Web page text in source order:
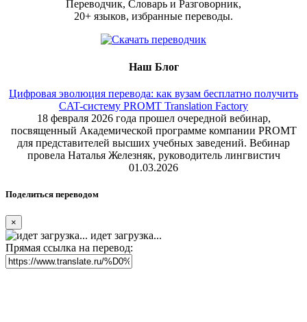
Переводчик, Словарь и Разговорник,
20+ языков, избранные переводы.
Наш Блог
Цифровая эволюция перевода: как вузам бесплатно получить
CAT-систему PROMT Translation Factory
18 февраля 2026 года прошел очередной вебинар,
посвященный Академической программе компании PROMT
для представителей высших учебных заведений. Вебинар
провела Наталья Железняк, руководитель лингвистич
01.03.2026
Поделиться переводом
×
идет загрузка...
Прямая ссылка на перевод: